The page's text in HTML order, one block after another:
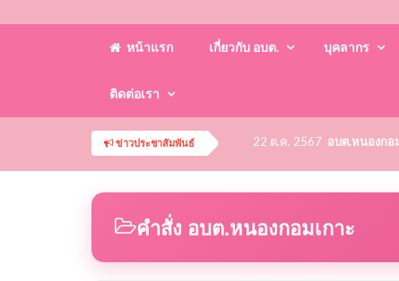
หน้าแรก เกี่ยวกับ อบต. บุคลากร
ติดต่อเรา
ข่าวประชาสัมพันธ์ 22 ต.ค. 2567 อบต.หนองกอ
คำสั่ง อบต.หนองกอมเกาะ